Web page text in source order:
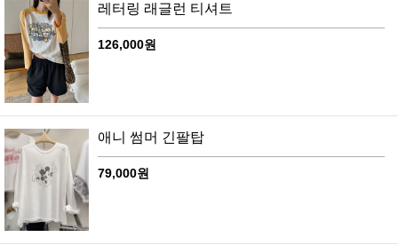
레터링 래글런 티셔트
126,000원
애니 썸머 긴팔탑
79,000원